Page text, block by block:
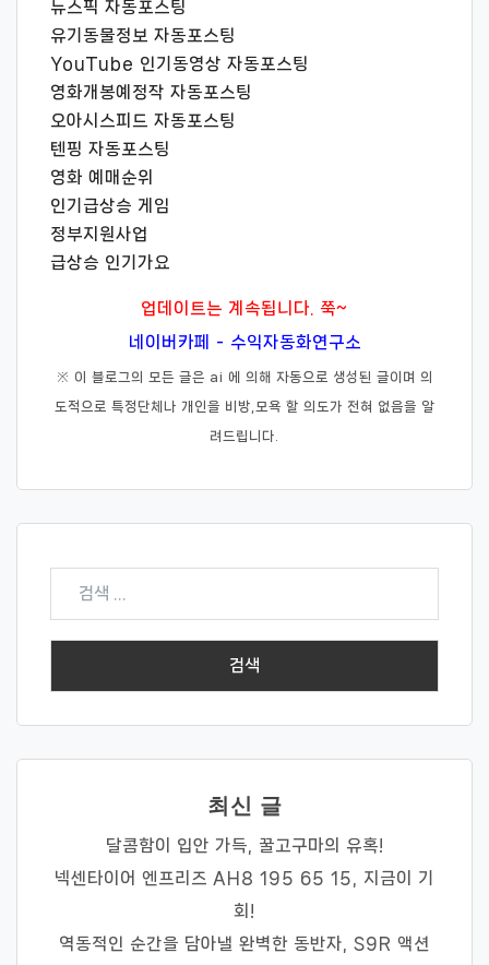
뉴스픽 자동포스팅
유기동물정보 자동포스팅
YouTube 인기동영상 자동포스팅
영화개봉예정작 자동포스팅
오아시스피드 자동포스팅
텐핑 자동포스팅
영화 예매순위
인기급상승 게임
정부지원사업
급상승 인기가요
업데이트는 계속됩니다. 쭉~
네이버카페 - 수익자동화연구소
※ 이 블로그의 모든 글은 ai 에 의해 자동으로 생성된 글이며 의
도적으로 특정단체나 개인을 비방,모욕 할 의도가 전혀 없음을 알
려드립니다.
검
최신 글
달콤함이 입안 가득, 꿀고구마의 유혹!
넥센타이어 엔프리즈 AH8 195 65 15, 지금이 기
회!
역동적인 순간을 담아낼 완벽한 동반자, S9R 액션